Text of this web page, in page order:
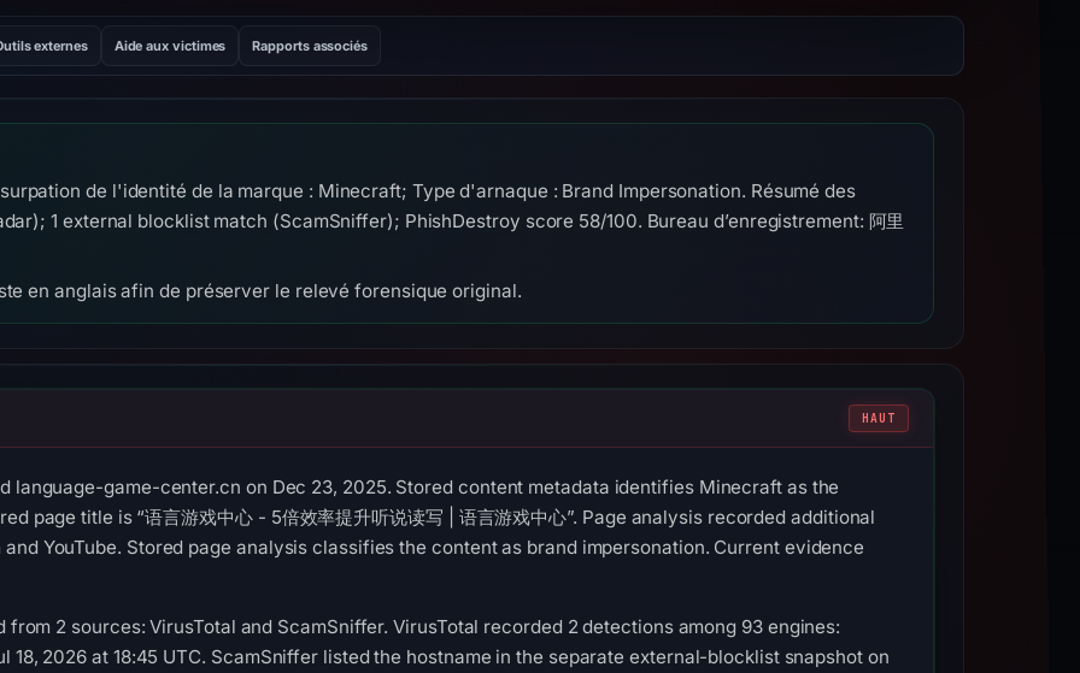
externes Aide aux victimes Rapports associés
de l'identité de la marque : Minecraft; Type d'arnaque : Brand Impersonation. Résumé des
1 external blocklist match (ScamSniffer); PhishDestroy score 58/100. Bureau d’enregistrement: 阿里
en anglais afin de préserver le relevé forensique original.
HAUT
language-game-center.cn on Dec 23, 2025. Stored content metadata identifies Minecraft as the
page title is “语言游戏中心 - 5倍效率提升听说读写 | 语言游戏中心”. Page analysis recorded additional
YouTube. Stored page analysis classifies the content as brand impersonation. Current evidence
2 sources: VirusTotal and ScamSniffer. VirusTotal recorded 2 detections among 93 engines:
18, 2026 at 18:45 UTC. ScamSniffer listed the hostname in the separate external-blocklist snapshot on